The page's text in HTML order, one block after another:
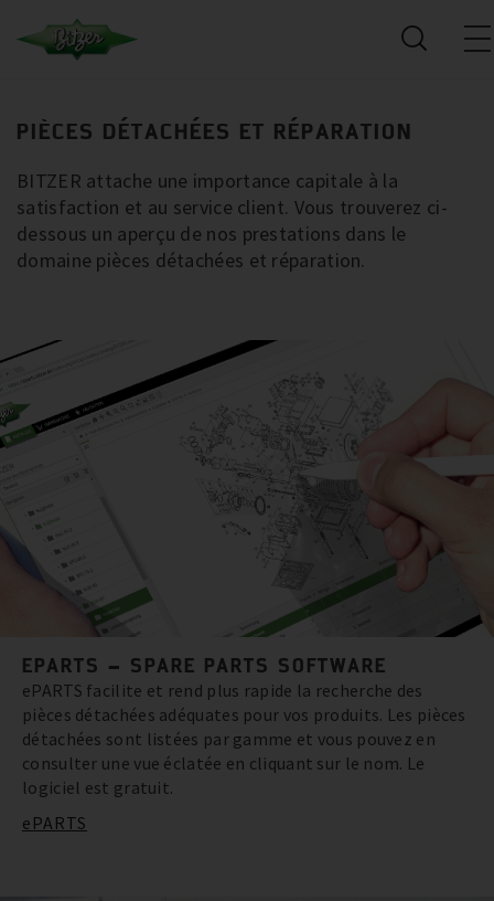
PIÈCES DÉTACHÉES ET RÉPARATION
BITZER attache une importance capitale à la
satisfaction et au service client. Vous trouverez ci-
dessous un aperçu de nos prestations dans le
domaine pièces détachées et réparation.
EPARTS – SPARE PARTS SOFTWARE
ePARTS facilite et rend plus rapide la recherche des
pièces détachées adéquates pour vos produits. Les pièces
détachées sont listées par gamme et vous pouvez en
consulter une vue éclatée en cliquant sur le nom. Le
logiciel est gratuit.
ePARTS